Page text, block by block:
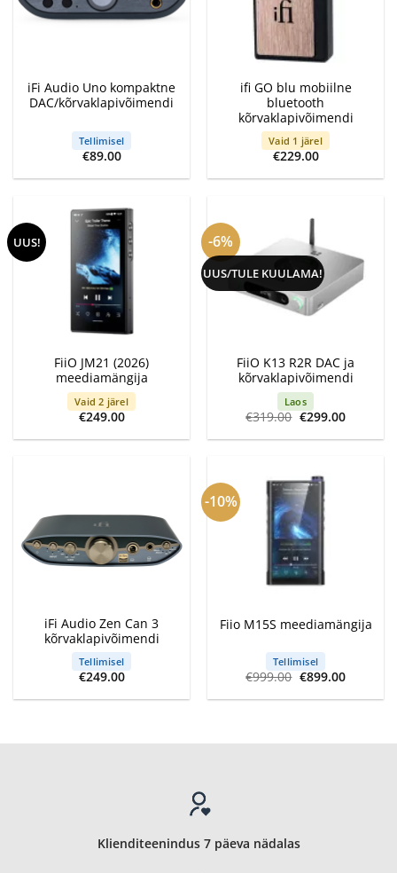
iFi Audio Uno kompaktne
DAC/kõrvaklapivõimendi
Tellimisel
€89.00
ifi GO blu mobiilne
bluetooth
kõrvaklapivõimendi
Vaid 1 järel
€229.00
UUS!
FiiO JM21 (2026)
meediamängija
Vaid 2 järel
€249.00
-6%
UUS/TULE KUULAMA!
FiiO K13 R2R DAC ja
kõrvaklapivõimendi
Laos
€319.00 Algne
hind
oli:
€299.00Current
is:
iFi Audio Zen Can 3
kõrvaklapivõimendi
Tellimisel
€249.00
-10%
Fiio M15S meediamängija
Tellimisel
€999.00 Algne
oli:
€899.00Current
is:
Klienditeenindus 7 päeva nädalas